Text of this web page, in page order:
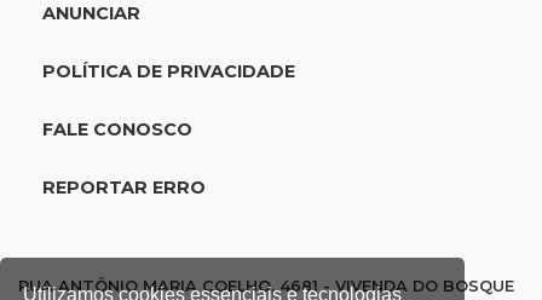
Utilizamos cookies essenciais e tecnologias
abertas em 114 funções
19:47Festival do Sobá
Em visita à Feira Central, Riedel volta a
futuro do jogo do bicho no País
ANUNCIAR
POLÍTICA DE PRIVACIDADE
FALE CONOSCO
REPORTAR ERRO
RUA ANTÔNIO MARIA COELHO, 4681 - VIVENDA DO BOSQUE